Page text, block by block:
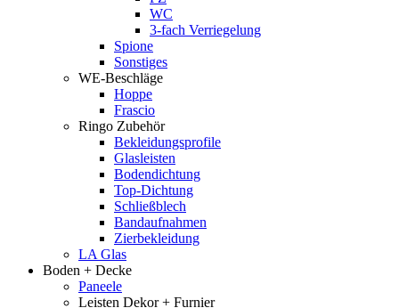
WC
3-fach Verriegelung
Spione
Sonstiges
WE-Beschläge
Hoppe
Frascio
Ringo Zubehör
Bekleidungsprofile
Glasleisten
Bodendichtung
Top-Dichtung
Schließblech
Bandaufnahmen
Zierbekleidung
LA Glas
Boden + Decke
Paneele
Leisten Dekor + Furnier